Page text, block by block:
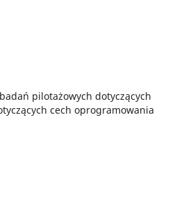
pilotażowych dotyczących
cech oprogramowania